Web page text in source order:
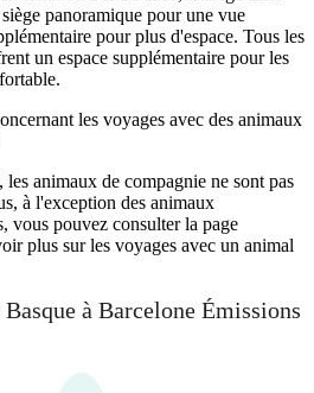
panoramique pour une vue
pour plus d'espace. Tous les
un espace supplémentaire pour les
les voyages avec des animaux
les animaux de compagnie ne sont pas
à l'exception des animaux
vous pouvez consulter la page
plus sur les voyages avec un animal
à Barcelone Émissions